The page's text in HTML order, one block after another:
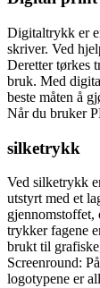
Digitaltrykk er
skriver. Ved
Deretter tørkes
bruk. Med
beste måten å
Når du bruker
silketrykk
Ved silketrykk
utstyrt med et
trykker fagene
brukt til
Screenround:
logotypene er